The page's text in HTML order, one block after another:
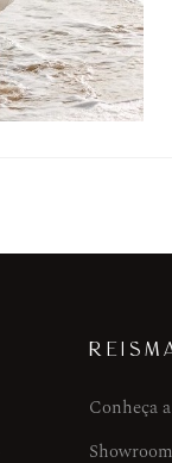
Conheça
Showroom